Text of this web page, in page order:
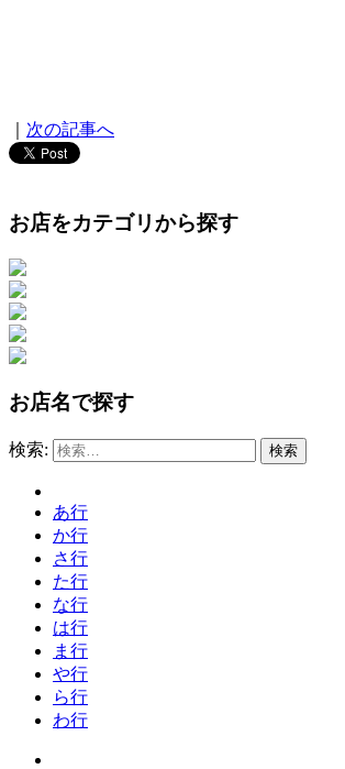
次の記事へ
お店をカテゴリから探す
お店名で探す
検索:
あ行
か行
さ行
た行
な行
は行
ま行
や行
ら行
わ行